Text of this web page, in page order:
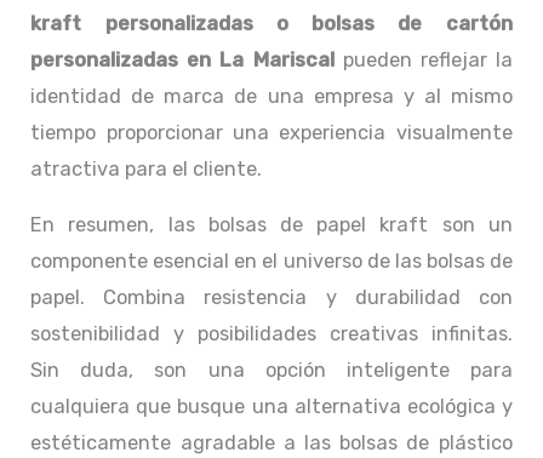
kraft personalizadas o bolsas de cartón
personalizadas en La Mariscalpueden reflejar la
identidad de marca de una empresa y al mismo
tiempo proporcionar una experiencia visualmente
atractiva para el cliente.
En resumen, las bolsas de papel kraft son un
componente esencial en el universo de las bolsas de
papel. Combina resistencia y durabilidad con
sostenibilidad y posibilidades creativas infinitas.
Sin duda, son una opción inteligente para
cualquiera que busque una alternativa ecológica y
estéticamente agradable a las bolsas de plástico